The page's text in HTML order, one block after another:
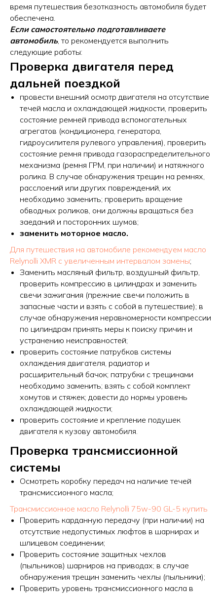
время путешествия безотказность автомобиля будет
обеспечена.
Если самостоятельно подготавливаете
автомобиль, то рекомендуется выполнить
следующие работы:
Проверка двигателя перед
дальней поездкой
провести внешний осмотр двигателя на отсутствие
течей масла и охлаждающей жидкости, проверить
состояние ремней привода вспомогательных
агрегатов (кондиционера, генератора,
гидроусилителя рулевого управления), проверить
состояние ремня привода газораспределительного
механизма (ремня ГРМ, при наличии) и натяжного
ролика. В случае обнаружения трещин на ремнях,
расслоений или других повреждений, их
необходимо заменить; проверить вращение
обводных роликов, они должны вращаться без
заеданий и посторонних шумов;
заменить моторное масло.
Для путешествия на автомобиле рекомендуем масло
Relynolli XMR с увеличенным интервалом замены;
Заменить масляный фильтр, воздушный фильтр,
проверить компрессию в цилиндрах и заменить
свечи зажигания (прежние свечи положить в
запасные части и взять с собой в путешествие); в
случае обнаружения неравномерности компрессии
по цилиндрам принять меры к поиску причин и
устранению неисправностей;
проверить состояние патрубков системы
охлаждения двигателя, радиатор и
расширительный бачок; патрубки с трещинами
необходимо заменить; взять с собой комплект
хомутов и стяжек; довести до нормы уровень
охлаждающей жидкости;
проверить состояние и крепление подушек
двигателя к кузову автомобиля.
Проверка трансмиссионной
системы
Осмотреть коробку передач на наличие течей
трансмиссионного масла;
Трансмиссионное масло Relynolli 75w-90 GL-5 купить
Проверить карданную передачу (при наличии) на
отсутствие недопустимых люфтов в шарнирах и
шлицевом соединении;
Проверить состояние защитных чехлов
(пыльников) шарниров на приводах; в случае
обнаружения трещин заменить чехлы (пыльники);
Проверить уровень трансмиссионного масла в